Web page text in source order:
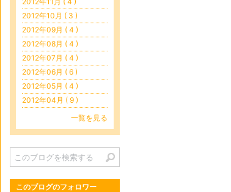
2012年10月 ( 3 )
2012年09月 ( 4 )
2012年08月 ( 4 )
2012年07月 ( 4 )
2012年06月 ( 6 )
2012年05月 ( 4 )
2012年04月 ( 9 )
一覧を見る
このブログのフォロワー